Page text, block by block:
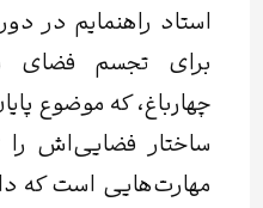
استاد راهنمایم در
برای تجسم فضای
چهارباغ، که موضوع
ساختار فضایی‌اش
مهارت‌هایی است که